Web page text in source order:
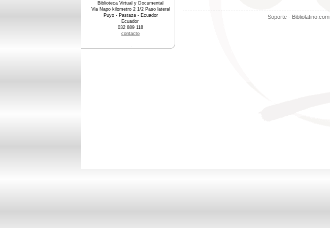
Soporte - Bibliolatino.com
Biblioteca Virtual y Documental
Via Napo kilometro 2 1/2 Paso lateral
Puyo - Pastaza - Ecuador
Ecuador
032 889 118
contacto